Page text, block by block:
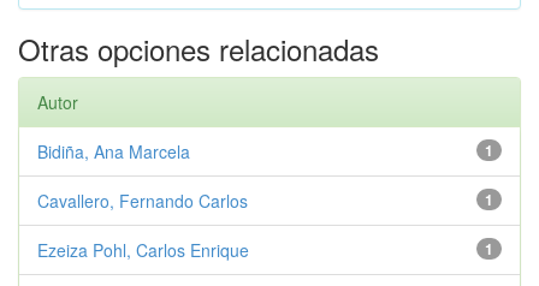
Otras opciones relacionadas
Autor
1
Bidiña, Ana Marcela
1
Cavallero, Fernando Carlos
1
Ezeiza Pohl, Carlos Enrique